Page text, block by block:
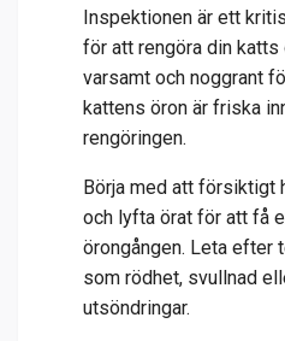
Inspektionen är ett
för att rengöra din katts
varsamt och noggrant
kattens öron är friska
rengöringen.
Börja med att försiktigt
och lyfta örat för att få
örongången. Leta efter
som rödhet, svullnad
utsöndringar.